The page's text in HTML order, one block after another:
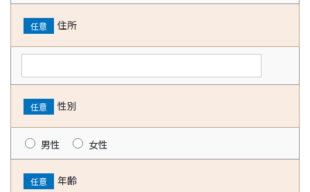
任意 住所
任意 性別
男性 女性
任意 年齢